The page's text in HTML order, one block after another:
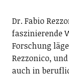
Dr. Fabio
faszinierende
Forschung
Rezzonico,
auch in